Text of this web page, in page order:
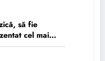
să fie
cel mai